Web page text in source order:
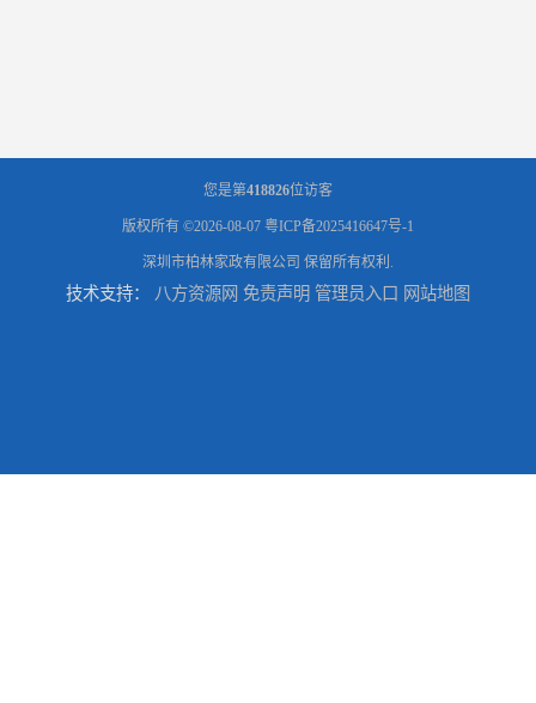
您是第418826位访客
版权所有 ©2026-08-07 粤ICP备2025416647号-1
深圳市柏林家政有限公司 保留所有权利.
技术支持： 八方资源网 免责声明 管理员入口 网站地图